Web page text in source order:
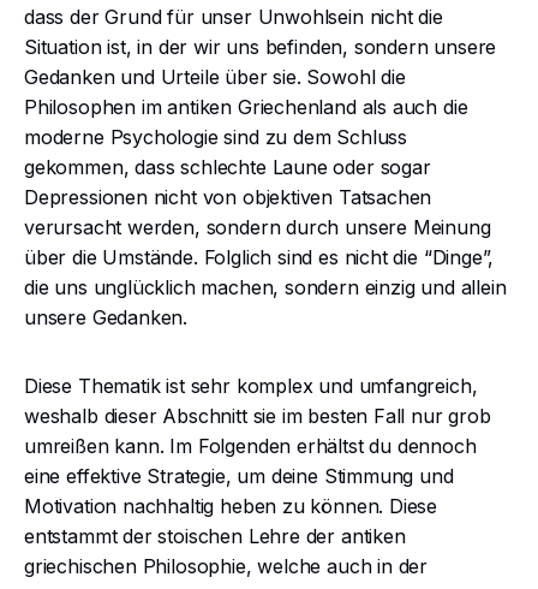
dass der Grund für unser Unwohlsein nicht die
Situation ist, in der wir uns befinden, sondern unsere
Gedanken und Urteile über sie. Sowohl die
Philosophen im antiken Griechenland als auch die
moderne Psychologie sind zu dem Schluss
gekommen, dass schlechte Laune oder sogar
Depressionen nicht von objektiven Tatsachen
verursacht werden, sondern durch unsere Meinung
über die Umstände. Folglich sind es nicht die “Dinge”,
die uns unglücklich machen, sondern einzig und allein
unsere Gedanken.
Diese Thematik ist sehr komplex und umfangreich,
weshalb dieser Abschnitt sie im besten Fall nur grob
umreißen kann. Im Folgenden erhältst du dennoch
eine effektive Strategie, um deine Stimmung und
Motivation nachhaltig heben zu können. Diese
entstammt der stoischen Lehre der antiken
griechischen Philosophie, welche auch in der